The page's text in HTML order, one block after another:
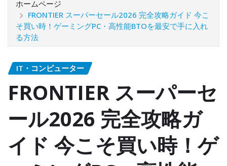
ホームページ
FRONTIER スーパーセール2026 完全攻略ガイド 今こ
そ買い時！ゲーミングPC・高性能BTOを最安で手に入れ
る方法
IT・コンピューター
FRONTIER スーパーセ
ール2026 完全攻略ガ
イド 今こそ買い時！ゲ